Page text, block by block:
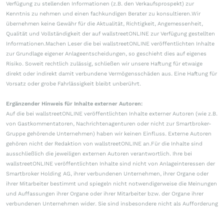
Verfügung zu stellenden Informationen (z.B. den Verkaufsprospekt) zur
Kenntnis zu nehmen und einen fachkundigen Berater zu konsultieren.Wir
übernehmen keine Gewähr für die Aktualität, Richtigkeit, Angemessenheit,
Qualität und Vollständigkeit der auf wallstreetONLINE zur Verfügung gestellten
Informationen.Machen Leser die bei wallstreetONLINE veröffentlichten Inhalte
zur Grundlage eigener Anlageentscheidungen, so geschieht dies auf eigenes
Risiko. Soweit rechtlich zulässig, schließen wir unsere Haftung für etwaige
direkt oder indirekt damit verbundene Vermögensschäden aus. Eine Haftung für
Vorsatz oder grobe Fahrlässigkeit bleibt unberührt.
Ergänzender Hinweis für Inhalte externer Autoren:
Auf die bei wallstreetONLINE veröffentlichten Inhalte externer Autoren (wie z.B.
von Gastkommentatoren, Nachrichtenagenturen oder nicht zur Smartbroker-
Gruppe gehörende Unternehmen) haben wir keinen Einfluss. Externe Autoren
gehören nicht der Redaktion von wallstreetONLINE an.Für die Inhalte sind
ausschließlich die jeweiligen externen Autoren verantwortlich. Ihre bei
wallstreetONLINE veröffentlichten Inhalte sind nicht von Anlageinteressen der
Smartbroker Holding AG, ihrer verbundenen Unternehmen, ihrer Organe oder
ihrer Mitarbeiter bestimmt und spiegeln nicht notwendigerweise die Meinungen
und Auffassungen ihrer Organe oder ihrer Mitarbeiter bzw. der Organe ihrer
verbundenen Unternehmen wider. Sie sind insbesondere nicht als Aufforderung